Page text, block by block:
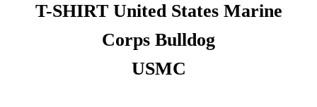
T-SHIRT United States Marine
Corps Bulldog
USMC